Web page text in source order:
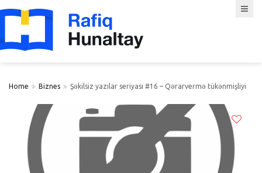
Home Biznes Şəkilsiz yazılar seriyası #16 – Qərarvermə tükənmişliyi